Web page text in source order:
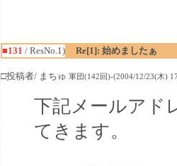
■131 / ResNo.1) Re[1]: 始めましたぁ
□投稿者/ まちゅ 軍団(142回)-(2004/12/23(木)
下記メールアド
てきます。